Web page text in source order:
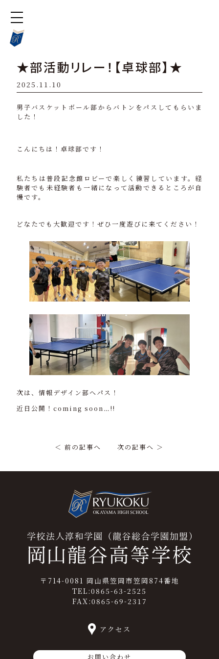
★部活動リレー！【卓球部】★
2025.11.10
男子バスケットボール部からバトンをパスしてもらいま
した！
こんにちは！卓球部です！
私たちは普段記念館ロビーで楽しく練習しています。経
験者でも未経験者も一緒になって活動できるところが自
慢です。
どなたでも大歓迎です！ぜひ一度遊びに来てください！
次は、情報デザイン部へパス！
近日公開！coming soon…!!
＜ 前の記事へ 次の記事へ ＞
〒714-0081 岡山県笠岡市笠岡874番地
TEL:0865-63-2525
FAX:0865-69-2317
アクセス
お問い合わせ